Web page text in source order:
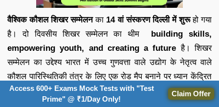
वैश्विक कौशल शिखर सम्मेलनका 14 वां संस्करण दिल्ली में शुरूहो गया
है। दो दिवसीय शिखर सम्मेलन का थीम building skills,
empowering youth, and creating a future है। शिखर
सम्मेलन का उद्देश्य भारत में उच्च गुणवत्ता वाले उद्योग के नेतृत्व वाले
कौशल पारिस्थितिकी तंत्र के लिए एक रोड मैप बनाने पर ध्यान केंद्रित
करना है। शिखर सम्मेलन में भारत के युवाओं को उद्योग के लिए कुशल
बनाने और भारत में कौशल और शिक्षा पारिस्थितिकी तंत्र को नेविगेट
Access 600+ Exams Mock Tests with "Test
Prime" @ ₹1/Day Only!
Claim Offer